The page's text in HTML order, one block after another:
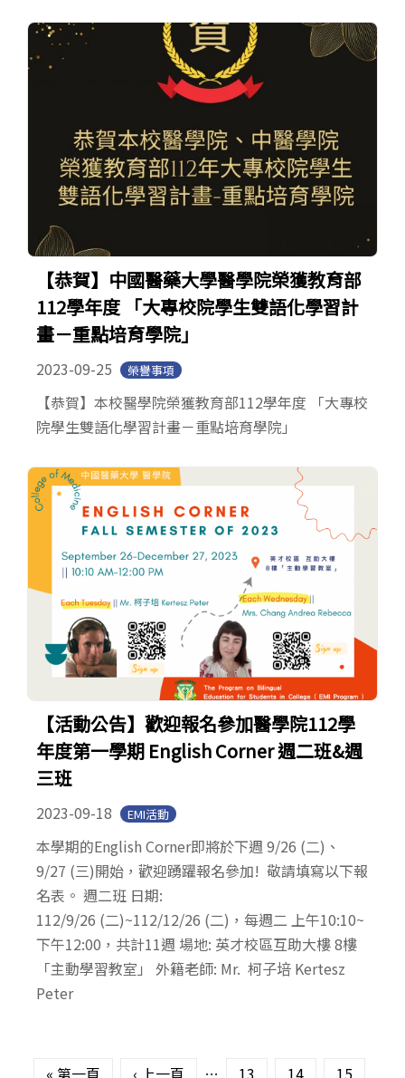
【恭賀】中國醫藥大學醫學院榮獲教育部
112學年度 「大專校院學生雙語化學習計
畫－重點培育學院」
2023-09-25 榮譽事項
【恭賀】本校醫學院榮獲教育部112學年度 「大專校
院學生雙語化學習計畫－重點培育學院」
【活動公告】歡迎報名參加醫學院112學
年度第一學期 English Corner 週二班&週
三班
2023-09-18 EMI活動
本學期的English Corner即將於下週 9/26 (二)、
9/27 (三)開始，歡迎踴躍報名參加! 敬請填寫以下報
名表。 週二班 日期:
112/9/26 (二)~112/12/26 (二)，每週二 上午10:10~
下午12:00，共計11週 場地: 英才校區互助大樓 8樓
「主動學習教室」 外籍老師: Mr. 柯子培 Kertesz
Peter
« 第一頁 ‹ 上一頁 … 13 14 15